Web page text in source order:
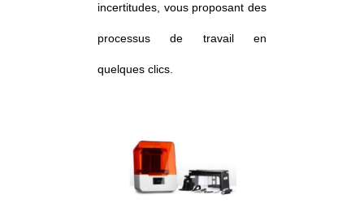
incertitudes, vous proposant des
processus de travail en
quelques clics.